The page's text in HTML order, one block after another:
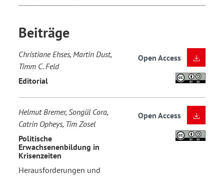
Beiträge
Christiane Ehses, Martin Dust,
Timm C. Feld
Editorial
Open Access
Helmut Bremer, Songül Cora,
Catrin Opheys, Tim Zosel
Politische
Erwachsenenbildung in
Krisenzeiten
Herausforderungen und
Open Access